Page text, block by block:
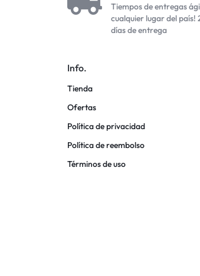
Tiempos de entregas
cualquier lugar del país!
días de entrega
Info.
Tienda
Ofertas
Política de privacidad
Política de reembolso
Términos de uso